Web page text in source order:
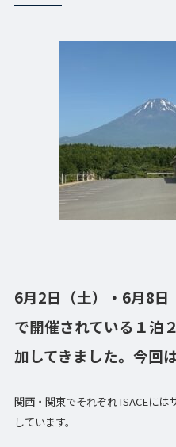
6月2日（土）・6月8
で開催されている１泊
加してきました。今回
関西・関東でそれぞれTSACEに
しています。